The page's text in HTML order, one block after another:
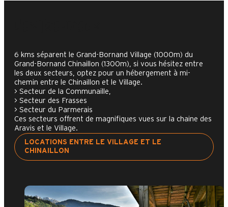
6 kms séparent le Grand-Bornand Village (1000m) du
Grand-Bornand Chinaillon (1300m), si vous hésitez entre
les deux secteurs, optez pour un hébergement à mi-
chemin entre le Chinaillon et le Village.
> Secteur de la Communaille,
> Secteur des Frasses
> Secteur du Parmerais
Ces secteurs offrent de magnifiques vues sur la chaine des
Aravis et le Village.
LOCATIONS ENTRE LE VILLAGE ET LE
CHINAILLON